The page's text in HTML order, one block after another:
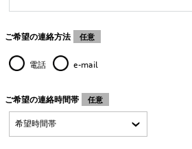
ご希望の連絡方法 任意
電話 e-mail
ご希望の連絡時間帯 任意